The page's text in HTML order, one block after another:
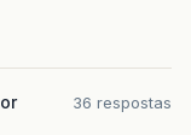
36 respostas